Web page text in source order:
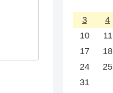
3
4
10
11
17
18
24
25
31